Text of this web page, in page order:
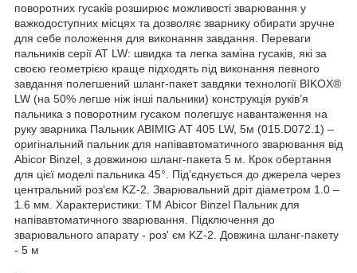
поворотних гусаків розширює можливості зварювання у
важкодоступних місцях та дозволяє зварнику обирати зручне
для себе положення для виконання завдання. Переваги
пальників серії AT LW: швидка та легка заміна гусаків, які за
своєю геометрією краще підходять під виконання певного
завдання полегшений шланг-пакет завдяки технології BIKOX®
LW (на 50% легше ніж інші пальники) конструкція руків’я
пальника з поворотним гусаком полегшує навантаження на
руку зварника Пальник ABIMIG AТ 405 LW, 5м (015.D072.1) –
оригінальний пальник для напівавтоматичного зварювання від
Abicor Binzel, з довжиною шланг-пакета 5 м. Крок обертання
для цієї моделі пальника 45°. Під’єднується до джерела через
центральний роз’єм KZ-2. Зварювальний дріт діаметром 1.0 –
1.6 мм. Характеристики: ТМ Abicor Binzel Пальник для
напівавтоматичного зварювання. Підключення до
зварювального апарату - роз' єм KZ-2. Довжина шланг-пакету
- 5 м